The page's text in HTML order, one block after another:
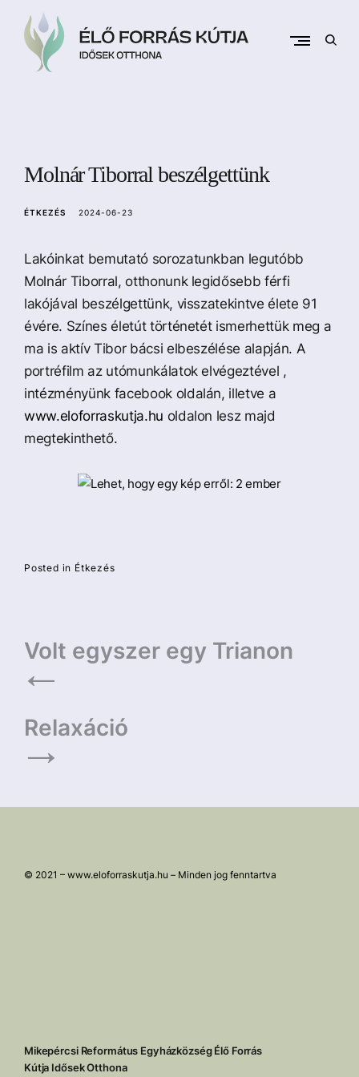
content
F
o
r
á
s
K
ú
t
j
a
open
Molnár Tiborral beszélgettünk
ÉTKEZÉS 2024-06-23
Lakóinkat bemutató sorozatunkban legutóbb
Molnár Tiborral, otthonunk legidősebb férfi
lakójával beszélgettünk, visszatekintve élete 91
évére. Színes életút történetét ismerhettük meg a
ma is aktív Tibor bácsi elbeszélése alapján. A
portréfilm az utómunkálatok elvégeztével ,
intézményünk facebook oldalán, illetve a
www.eloforraskutja.hu oldalon lesz majd
megtekinthető.
Posted in Étkezés
Bejegyzés
navigáció
Volt egyszer egy Trianon
Relaxáció
© 2021 – www.eloforraskutja.hu – Minden jog fenntartva
Mikepércsi Református Egyházközség Élő Forrás
Kútja Idősek Otthona